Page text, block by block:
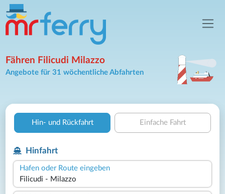
Fähren Filicudi Milazzo
Angebote für 31 wöchentliche Abfahrten
Hin- und Rückfahrt Einfache Fahrt
Hinfahrt
Hafen oder Route eingeben